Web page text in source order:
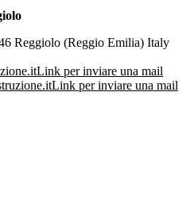
Reggiolo (Reggio Emilia) Italy
Link per inviare una mail
Link per inviare una mail